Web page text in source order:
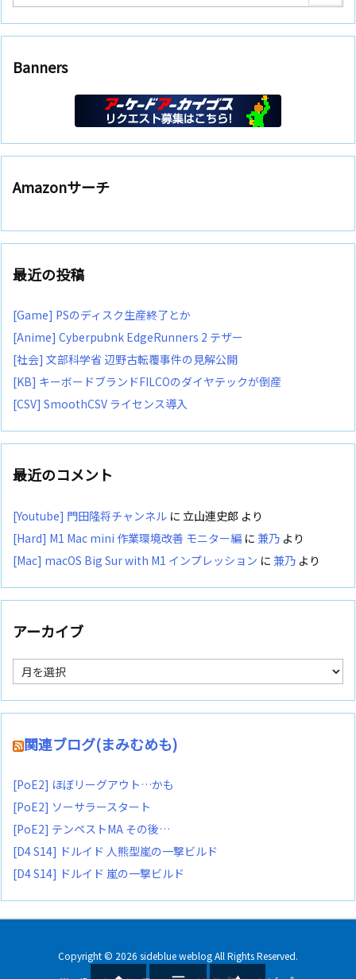
Banners
Amazonサーチ
最近の投稿
[Game] PSのディスク生産終了とか
[Anime] Cyberpubnk EdgeRunners 2 テザー
[社会] 文部科学省 辺野古転覆事件の見解公開
[KB] キーボードブランドFILCOのダイヤテックが倒産
[CSV] SmoothCSV ライセンス導入
最近のコメント
[Youtube] 門田隆将チャンネル に 立山連史郎 より
[Hard] M1 Mac mini 作業環境改善 モニター編 に 兼乃 より
[Mac] macOS Big Sur with M1 インプレッション に 兼乃 より
アーカイブ
ア
ー
カ
イ
関連ブログ(まみむめも)
[PoE2] ほぼリーグアウト…かも
[PoE2] ソーサラースタート
[PoE2] テンペストMA その後…
[D4 S14] ドルイド 人熊型嵐の一撃ビルド
[D4 S14] ドルイド 嵐の一撃ビルド
Copyright © 2026 sideblue weblogAll Rights Reserved.